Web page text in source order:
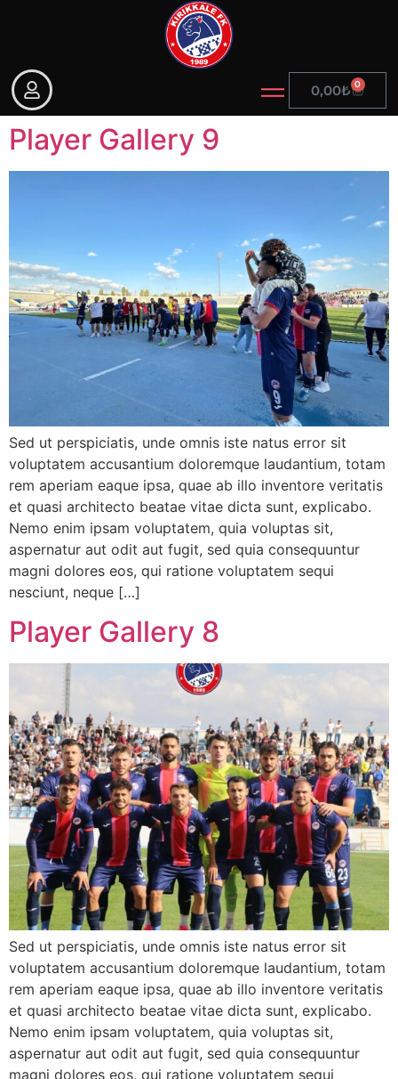
0,00₺ 0
Player Gallery 9
Sed ut perspiciatis, unde omnis iste natus error sit
voluptatem accusantium doloremque laudantium, totam
rem aperiam eaque ipsa, quae ab illo inventore veritatis
et quasi architecto beatae vitae dicta sunt, explicabo.
Nemo enim ipsam voluptatem, quia voluptas sit,
aspernatur aut odit aut fugit, sed quia consequuntur
magni dolores eos, qui ratione voluptatem sequi
nesciunt, neque […]
Player Gallery 8
Sed ut perspiciatis, unde omnis iste natus error sit
voluptatem accusantium doloremque laudantium, totam
rem aperiam eaque ipsa, quae ab illo inventore veritatis
et quasi architecto beatae vitae dicta sunt, explicabo.
Nemo enim ipsam voluptatem, quia voluptas sit,
aspernatur aut odit aut fugit, sed quia consequuntur
magni dolores eos, qui ratione voluptatem sequi